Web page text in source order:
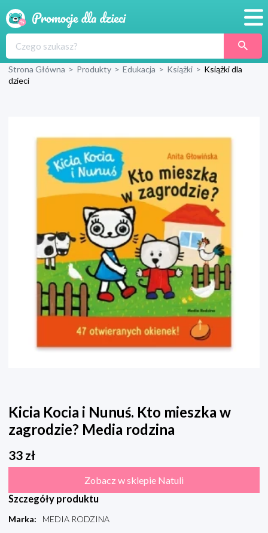
Produkty
Wyprawka
Strona Główna > Produkty > Edukacja > Książki > Książki dla
dzieci
Kicia Kocia i Nunuś. Kto mieszka w
zagrodzie? Media rodzina
33 zł
Zobacz w sklepie Natuli
Szczegóły produktu
Marka:
MEDIA RODZINA